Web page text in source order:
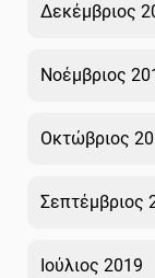
Δεκέμβριος
Νοέμβριος
Οκτώβριος
Σεπτέμβριος
Ιούλιος 2019